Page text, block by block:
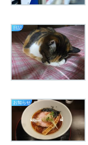
日記
お知らせ